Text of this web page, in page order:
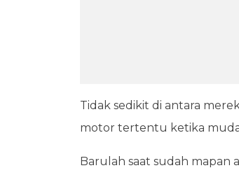
Tidak sedikit di antara
motor tertentu ketika
Barulah saat sudah